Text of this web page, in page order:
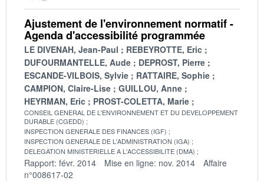
Ajustement de l'environnement normatif -
Agenda d'accessibilité programmée
LE DIVENAH, Jean-Paul
REBEYROTTE, Eric
DUFOURMANTELLE, Aude
DEPROST, Pierre
ESCANDE-VILBOIS, Sylvie
RATTAIRE, Sophie
CAMPION, Claire-Lise
GUILLOU, Anne
HEYRMAN, Eric
PROST-COLETTA, Marie
CONSEIL GENERAL DE L'ENVIRONNEMENT ET DU DEVELOPPEMENT
DURABLE (CGEDD)
INSPECTION GENERALE DES FINANCES (IGF)
INSPECTION GENERALE DE L'ADMINISTRATION (IGA)
DELEGATION MINISTERIELLE A L'ACCESSIBILITE (DMA)
Rapport: févr. 2014 Mise en ligne: nov. 2014
Affaire
n°008617-02